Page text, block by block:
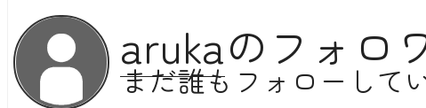
arukaのフォロ
まだ誰もフォローして